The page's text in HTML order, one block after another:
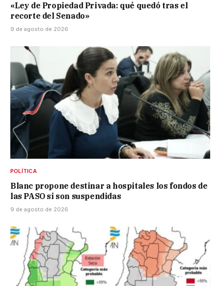
«Ley de Propiedad Privada: qué quedó tras el
recorte del Senado»
9 de agosto de 2026
POLÍTICA
Blanc propone destinar a hospitales los fondos de
las PASO si son suspendidas
9 de agosto de 2026